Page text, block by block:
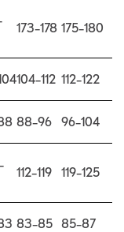
173–178 175–180
104–112 112–122
88–96 96–104
112–119 119–125
83–85 85–87